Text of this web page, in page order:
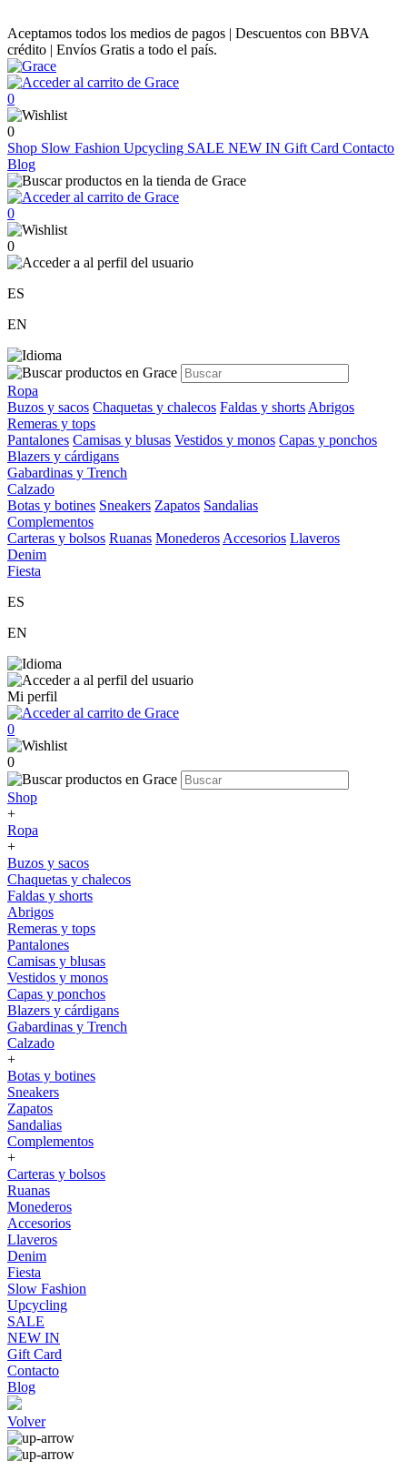
Aceptamos todos los medios de pagos | Descuentos con BBVA
crédito | Envíos Gratis a todo el país.
0
0
Shop Slow Fashion Upcycling SALE NEW IN Gift Card Contacto
Blog
0
0
ES
EN
Ropa
Buzos y sacos Chaquetas y chalecos Faldas y shorts Abrigos
Remeras y tops
Pantalones Camisas y blusas Vestidos y monos Capas y ponchos
Blazers y cárdigans
Gabardinas y Trench
Calzado
Botas y botines Sneakers Zapatos Sandalias
Complementos
Carteras y bolsos Ruanas Monederos Accesorios Llaveros
Denim
Fiesta
ES
EN
Mi perfil
0
0
Shop
+
Ropa
+
Buzos y sacos
Chaquetas y chalecos
Faldas y shorts
Abrigos
Remeras y tops
Pantalones
Camisas y blusas
Vestidos y monos
Capas y ponchos
Blazers y cárdigans
Gabardinas y Trench
Calzado
+
Botas y botines
Sneakers
Zapatos
Sandalias
Complementos
+
Carteras y bolsos
Ruanas
Monederos
Accesorios
Llaveros
Denim
Fiesta
Slow Fashion
Upcycling
SALE
NEW IN
Gift Card
Contacto
Blog
Volver